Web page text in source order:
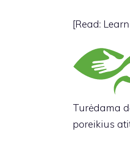
[Read:
Turėdama
poreikius